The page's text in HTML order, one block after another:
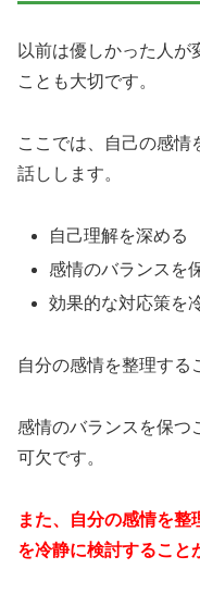
以前は優しかった人が
ことも大切です。
ここでは、自己の感情
話しします。
自己理解を深める
感情のバランスを
効果的な対応策を
自分の感情を整理する
感情のバランスを保つ
可欠です。
また、自分の感情を
を冷静に検討すること